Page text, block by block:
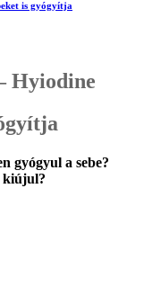
is gyógyítja
Hyiodine
gyógyul a sebe?
kiújul?